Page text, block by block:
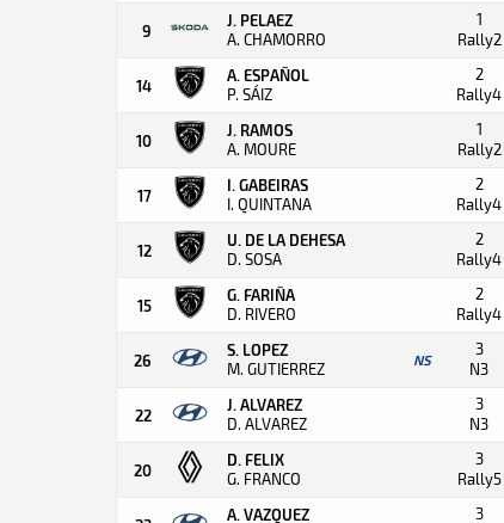
9
J. PELAEZ
A. CHAMORRO
1
Rally2
14
A. ESPAÑOL
P. SÁIZ
2
Rally4
10
J. RAMOS
A. MOURE
1
Rally2
17
I. GABEIRAS
I. QUINTANA
2
Rally4
12
U. DE LA DEHESA
D. SOSA
2
Rally4
15
G. FARIÑA
D. RIVERO
2
Rally4
26
S. LOPEZ
M. GUTIERREZ NS
3
N3
22
J. ALVAREZ
D. ALVAREZ
3
N3
20
D. FELIX
G. FRANCO
3
Rally5
A. VAZQUEZ
3